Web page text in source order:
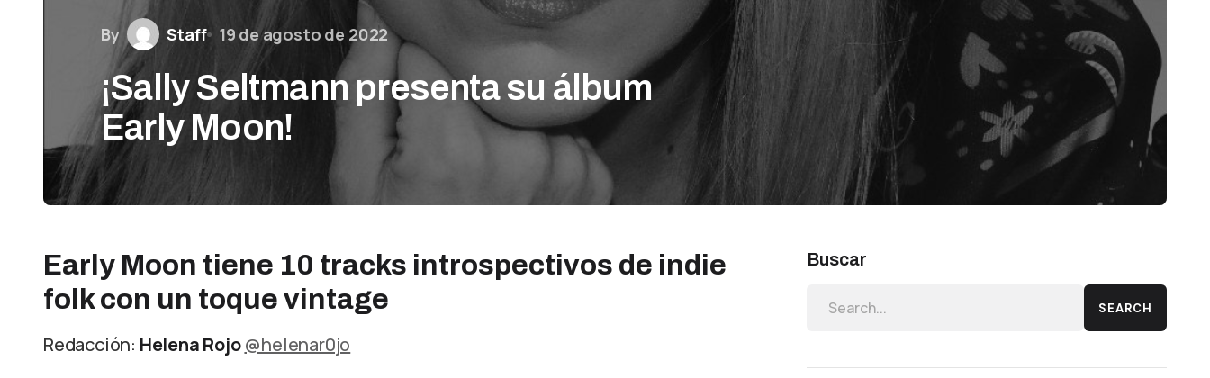
By Staff 19 de agosto de 2022
¡Sally Seltmann presenta su álbum
Early Moon!
Early Moon tiene 10 tracks introspectivos de indie
folk con un toque vintage
Redacción: Helena Rojo@helenar0jo
Buscar
SEARCH